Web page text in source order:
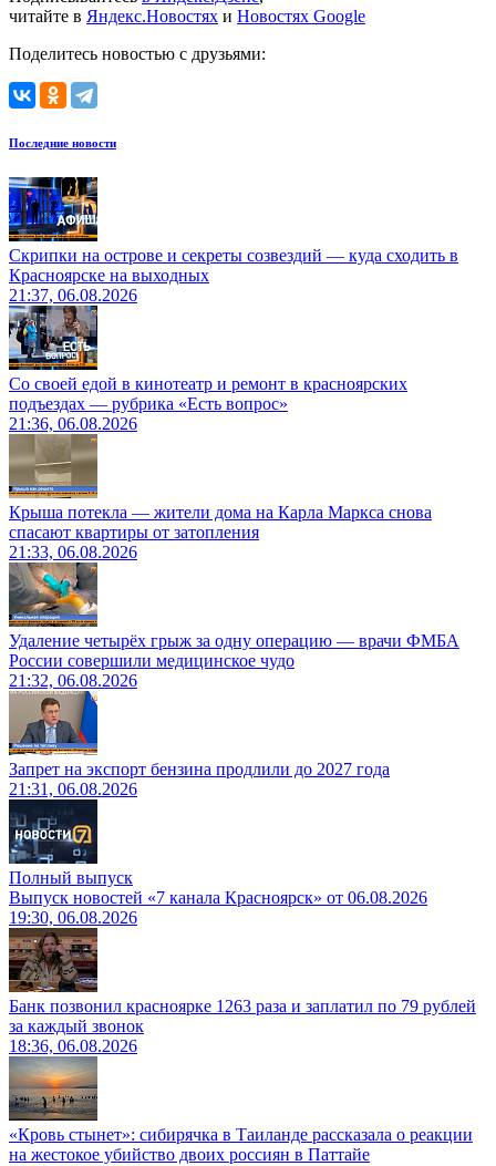
читайте в Яндекс.Новостях и Новостях Google
Поделитесь новостью с друзьями:
Последние новости
Скрипки на острове и секреты созвездий — куда сходить в
Красноярске на выходных
21:37, 06.08.2026
Со своей едой в кинотеатр и ремонт в красноярских
подъездах — рубрика «Есть вопрос»
21:36, 06.08.2026
Крыша потекла — жители дома на Карла Маркса снова
спасают квартиры от затопления
21:33, 06.08.2026
Удаление четырёх грыж за одну операцию — врачи ФМБА
России совершили медицинское чудо
21:32, 06.08.2026
Запрет на экспорт бензина продлили до 2027 года
21:31, 06.08.2026
Полный выпуск
Выпуск новостей «7 канала Красноярск» от 06.08.2026
19:30, 06.08.2026
Банк позвонил красноярке 1263 раза и заплатил по 79 рублей
за каждый звонок
18:36, 06.08.2026
«Кровь стынет»: сибирячка в Таиланде рассказала о реакции
на жестокое убийство двоих россиян в Паттайе